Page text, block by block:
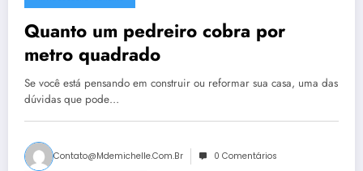
Quanto um pedreiro cobra por
metro quadrado
Se você está pensando em construir ou reformar sua casa, uma das
dúvidas que pode…
Contato@mdemichelle.com.br 0 Comentários